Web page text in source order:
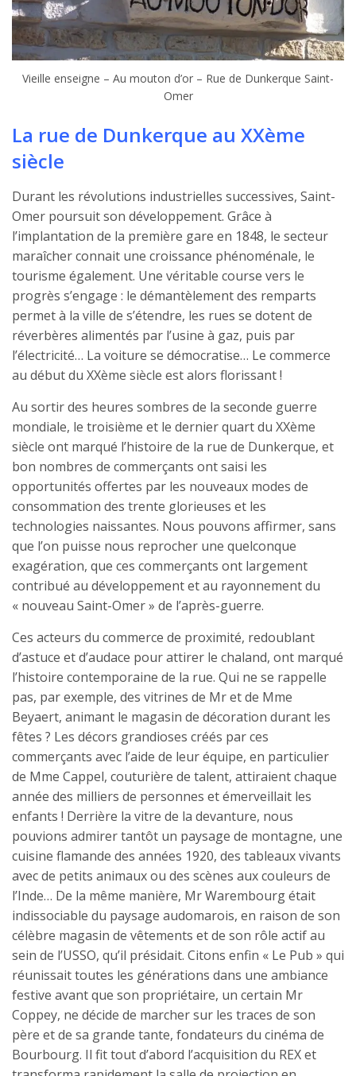
Vieille enseigne – Au mouton d’or – Rue de Dunkerque Saint-
Omer
La rue de Dunkerque au XXème
siècle
Durant les révolutions industrielles successives, Saint-
Omer poursuit son développement. Grâce à
l’implantation de la première gare en 1848, le secteur
maraîcher connait une croissance phénoménale, le
tourisme également. Une véritable course vers le
progrès s’engage : le démantèlement des remparts
permet à la ville de s’étendre, les rues se dotent de
réverbères alimentés par l’usine à gaz, puis par
l’électricité… La voiture se démocratise… Le commerce
au début du XXème siècle est alors florissant !
Au sortir des heures sombres de la seconde guerre
mondiale, le troisième et le dernier quart du XXème
siècle ont marqué l’histoire de la rue de Dunkerque, et
bon nombres de commerçants ont saisi les
opportunités offertes par les nouveaux modes de
consommation des trente glorieuses et les
technologies naissantes. Nous pouvons affirmer, sans
que l’on puisse nous reprocher une quelconque
exagération, que ces commerçants ont largement
contribué au développement et au rayonnement du
« nouveau Saint-Omer » de l’après-guerre.
Ces acteurs du commerce de proximité, redoublant
d’astuce et d’audace pour attirer le chaland, ont marqué
l’histoire contemporaine de la rue. Qui ne se rappelle
pas, par exemple, des vitrines de Mr et de Mme
Beyaert, animant le magasin de décoration durant les
fêtes ? Les décors grandioses créés par ces
commerçants avec l’aide de leur équipe, en particulier
de Mme Cappel, couturière de talent, attiraient chaque
année des milliers de personnes et émerveillait les
enfants ! Derrière la vitre de la devanture, nous
pouvions admirer tantôt un paysage de montagne, une
cuisine flamande des années 1920, des tableaux vivants
avec de petits animaux ou des scènes aux couleurs de
l’Inde… De la même manière, Mr Warembourg était
indissociable du paysage audomarois, en raison de son
célèbre magasin de vêtements et de son rôle actif au
sein de l’USSO, qu’il présidait. Citons enfin « Le Pub » qui
réunissait toutes les générations dans une ambiance
festive avant que son propriétaire, un certain Mr
Coppey, ne décide de marcher sur les traces de son
père et de sa grande tante, fondateurs du cinéma de
Bourbourg. Il fit tout d’abord l’acquisition du REX et